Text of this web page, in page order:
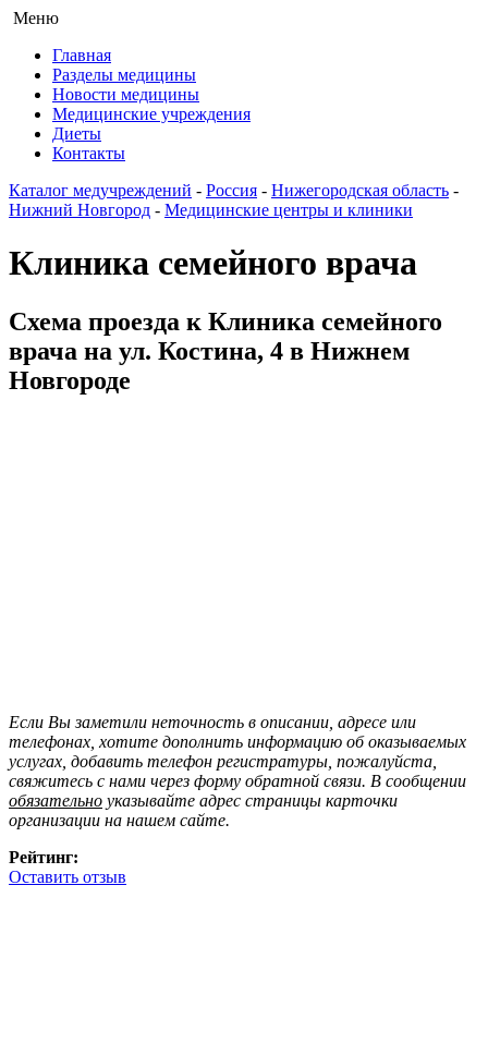
Меню
Главная
Разделы медицины
Новости медицины
Медицинские учреждения
Диеты
Контакты
Каталог медучреждений - Россия - Нижегородская область -
Нижний Новгород - Медицинские центры и клиники
Клиника семейного врача
Схема проезда к Клиника семейного
врача на ул. Костина, 4 в Нижнем
Новгороде
Если Вы заметили неточность в описании, адресе или
телефонах, хотите дополнить информацию об оказываемых
услугах, добавить телефон регистратуры, пожалуйста,
свяжитесь с нами через форму обратной связи. В сообщении
обязательно указывайте адрес страницы карточки
организации на нашем сайте.
Рейтинг:
Оставить отзыв